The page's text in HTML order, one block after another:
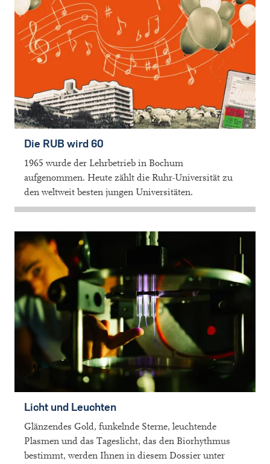
Die RUB wird 60
1965 wurde der Lehrbetrieb in Bochum
aufgenommen. Heute zählt die Ruhr-Universität zu
den weltweit besten jungen Universitäten.
Licht und Leuchten
Glänzendes Gold, funkelnde Sterne, leuchtende
Plasmen und das Tageslicht, das den Biorhythmus
bestimmt, werden Ihnen in diesem Dossier unter